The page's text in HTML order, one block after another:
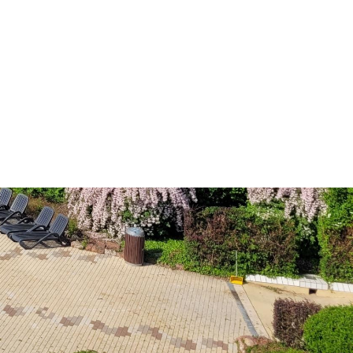
Dienste
Stadtplan
Newsletter
Mängelmelder
Erklärung zur Barrierefreiheit
Social-Media